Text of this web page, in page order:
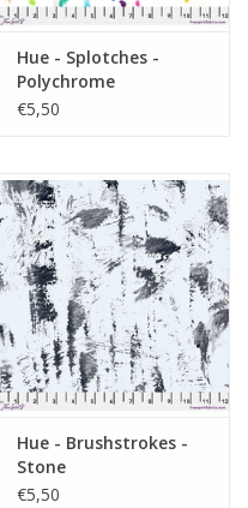
Hue - Splotches -
Polychrome
€5,50
Hue - Brushstrokes -
Stone
€5,50